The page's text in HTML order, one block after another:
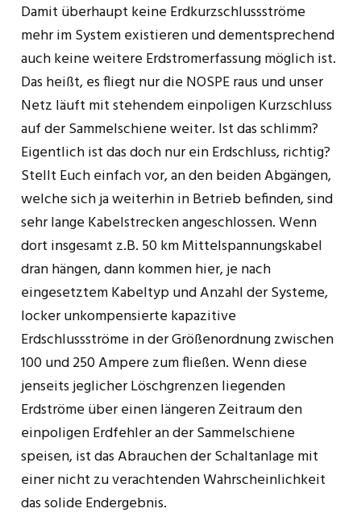
Damit überhaupt keine Erdkurzschlussströme
mehr im System existieren und dementsprechend
auch keine weitere Erdstromerfassung möglich ist.
Das heißt, es fliegt nur die NOSPE raus und unser
Netz läuft mit stehendem einpoligen Kurzschluss
auf der Sammelschiene weiter. Ist das schlimm?
Eigentlich ist das doch nur ein Erdschluss, richtig?
Stellt Euch einfach vor, an den beiden Abgängen,
welche sich ja weiterhin in Betrieb befinden, sind
sehr lange Kabelstrecken angeschlossen. Wenn
dort insgesamt z.B. 50 km Mittelspannungskabel
dran hängen, dann kommen hier, je nach
eingesetztem Kabeltyp und Anzahl der Systeme,
locker unkompensierte kapazitive
Erdschlussströme in der Größenordnung zwischen
100 und 250 Ampere zum fließen. Wenn diese
jenseits jeglicher Löschgrenzen liegenden
Erdströme über einen längeren Zeitraum den
einpoligen Erdfehler an der Sammelschiene
speisen, ist das Abrauchen der Schaltanlage mit
einer nicht zu verachtenden Wahrscheinlichkeit
das solide Endergebnis.